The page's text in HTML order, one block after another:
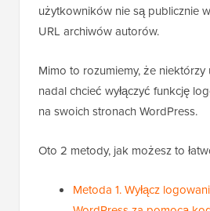
użytkowników nie są publicznie
URL archiwów autorów.
Mimo to rozumiemy, że
nadal chcieć wyłączyć funkcję
na swoich stronach WordPress.
Oto 2 metody, jak możesz to
Metoda 1. Wyłącz